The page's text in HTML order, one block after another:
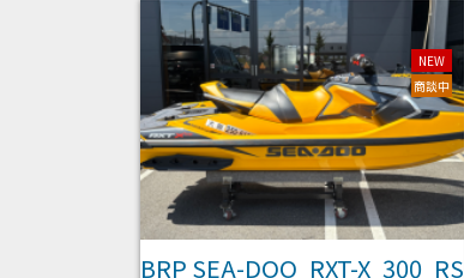
BRP SEA-DOO RXT-X 300 RS
NEW
商談中